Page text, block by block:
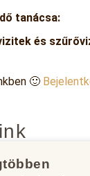
tanácsa:
és
🙂